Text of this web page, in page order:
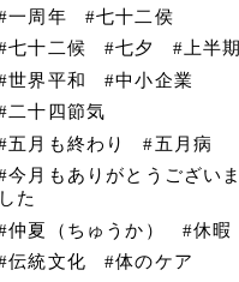
一周年
七十二侯
七十二候
七夕
上半期
世界平和
中小企業
二十四節気
五月も終わり
五月病
今月もありがとうございま
した
仲夏（ちゅうか）
休暇
伝統文化
体のケア